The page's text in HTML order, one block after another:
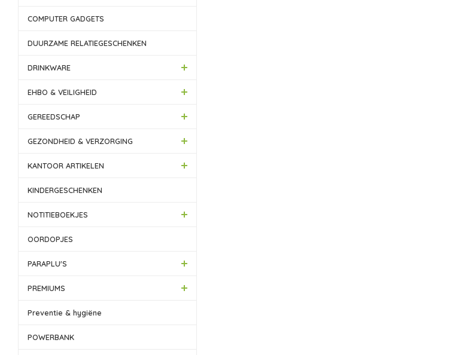
COMPUTER GADGETS
DUURZAME RELATIEGESCHENKEN
DRINKWARE
EHBO & VEILIGHEID
GEREEDSCHAP
GEZONDHEID & VERZORGING
KANTOOR ARTIKELEN
KINDERGESCHENKEN
NOTITIEBOEKJES
OORDOPJES
PARAPLU'S
PREMIUMS
Preventie & hygiëne
POWERBANK